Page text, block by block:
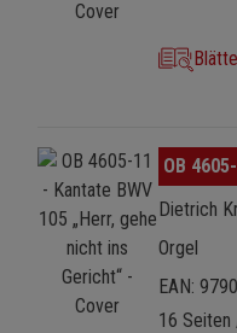
Bildergalerie überspringen
OB
Dietrich
Orgel
EAN:
16